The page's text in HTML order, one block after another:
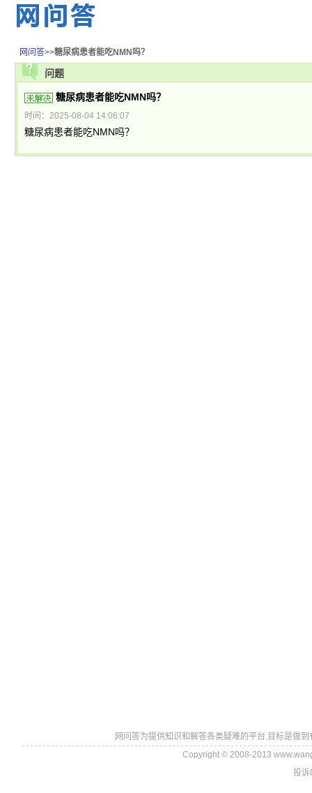
网问答>>糖尿病患者能吃NMN吗？
问题
糖尿病患者能吃NMN吗？
时间：2025-08-04 14:06:07
糖尿病患者能吃NMN吗？
网问答为提供知识和解答各类疑难的平台,目标是做
Copyright © 2008-2013
投诉